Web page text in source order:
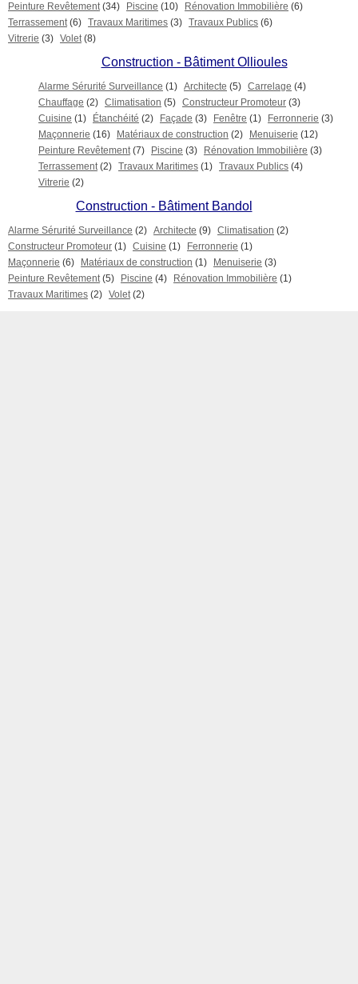
Peinture Revêtement (34) Piscine (10) Rénovation Immobilière (6)
Terrassement (6) Travaux Maritimes (3) Travaux Publics (6)
Vitrerie (3) Volet (8)
Construction - Bâtiment Ollioules
Alarme Sérurité Surveillance (1) Architecte (5) Carrelage (4)
Chauffage (2) Climatisation (5) Constructeur Promoteur (3)
Cuisine (1) Étanchéité (2) Façade (3) Fenêtre (1) Ferronnerie (3)
Maçonnerie (16) Matériaux de construction (2) Menuiserie (12)
Peinture Revêtement (7) Piscine (3) Rénovation Immobilière (3)
Terrassement (2) Travaux Maritimes (1) Travaux Publics (4)
Vitrerie (2)
Construction - Bâtiment Bandol
Alarme Sérurité Surveillance (2) Architecte (9) Climatisation (2)
Constructeur Promoteur (1) Cuisine (1) Ferronnerie (1)
Maçonnerie (6) Matériaux de construction (1) Menuiserie (3)
Peinture Revêtement (5) Piscine (4) Rénovation Immobilière (1)
Travaux Maritimes (2) Volet (2)